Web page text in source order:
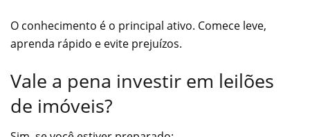
O conhecimento é o principal ativo. Comece leve,
aprenda rápido e evite prejuízos.
Vale a pena investir em leilões
de imóveis?